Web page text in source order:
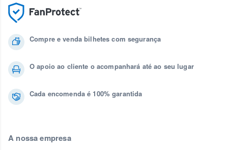
Compre e venda bilhetes com segurança
O apoio ao cliente o acompanhará até ao seu lugar
Cada encomenda é 100% garantida
A nossa empresa